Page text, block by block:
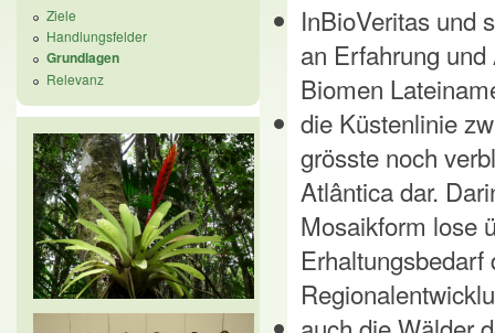
InBioVeritas und
an Erfahrung
Biomen
die Küstenlinie
grösste noch
Atlântica dar.
Mosaikform lose
Ziele
Handlungsfelder
Grundlagen
Relevanz